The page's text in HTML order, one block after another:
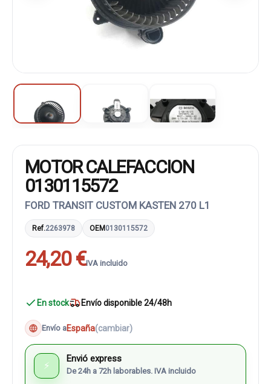
MOTOR CALEFACCION
0130115572
FORD TRANSIT CUSTOM KASTEN 270 L1
Ref.2263978 OEM0130115572
24,20 €IVA incluido
En stock Envío disponible 24/48h
Envío aEspaña(cambiar)
⚡
Envió express
De 24h a 72h laborables. IVA incluido